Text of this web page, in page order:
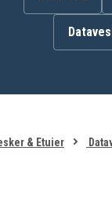
& Etuier